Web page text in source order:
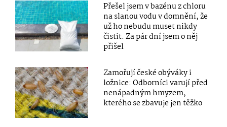
Přešel jsem v bazénu z chloru
na slanou vodu v domnění, že
už ho nebudu muset nikdy
čistit. Za pár dní jsem o něj
přišel
Zamořují české obýváky i
ložnice: Odborníci varují před
nenápadným hmyzem,
kterého se zbavuje jen těžko